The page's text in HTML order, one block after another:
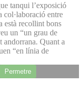
tanqui l’exposició
col·laboració entre
està recollint bons
un “un grau de
andorrana. Quant a
“en línia de
Permetre